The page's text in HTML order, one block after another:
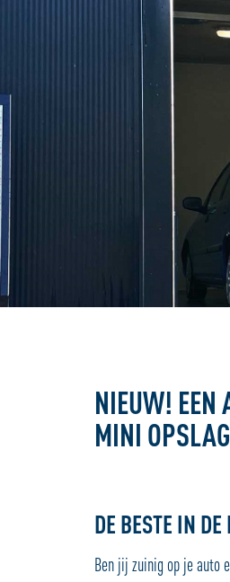
NIEUW! EEN
MINI
DE BESTE IN
Ben jij zuinig op je auto